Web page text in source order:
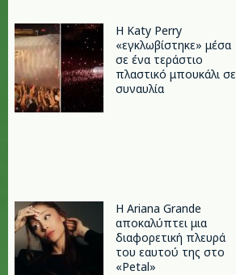
H Katy Perry
«εγκλωβίστηκε» μέσα
σε ένα τεράστιο
πλαστικό μπουκάλι σε
συναυλία
Η Ariana Grande
αποκαλύπτει μια
διαφορετική πλευρά
του εαυτού της στο
«Petal»